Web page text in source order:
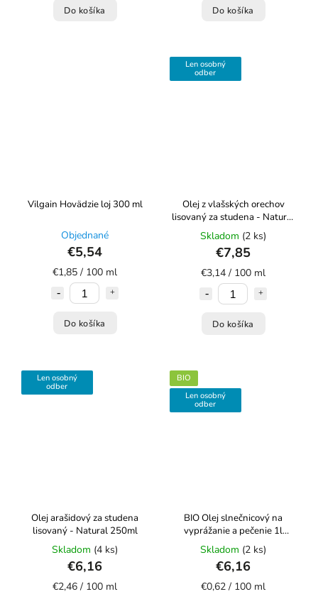
Do košíka Do košíka
Vilgain Hovädzie loj 300 ml
Objednané
€5,54
€1,85 / 100 ml
Do košíka
Len osobný
odber
Olej z vlašských orechov
lisovaný za studena - Natural
250ml
Skladom (2 ks)
€7,85
€3,14 / 100 ml
Do košíka
Len osobný
odber
Olej arašidový za studena
lisovaný - Natural 250ml
Skladom (4 ks)
€6,16
€2,46 / 100 ml
BIO
Len osobný
odber
BIO Olej slnečnicový na
vyprážanie a pečenie 1l
COUNTRY LIFE
Skladom (2 ks)
€6,16
€0,62 / 100 ml